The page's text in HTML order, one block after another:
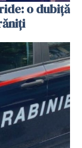
o dubiță